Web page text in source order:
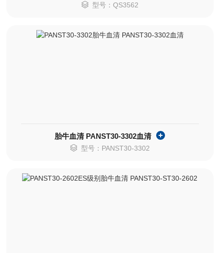
型号：QS3562
胎牛血清 PANST30-3302血清
型号：PANST30-3302